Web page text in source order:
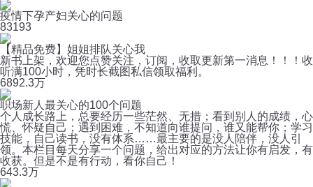
疫情下孕产妇关心的问题
83193
【精品免费】姐姐排队关心我
新书上架，欢迎您点赞关注，订阅，收取更新第一消息！！！收
听满100小时，凭时长截图私信领取福利。
6892.3万
职场新人最关心的100个问题
个人成长路上，总要经历一些茫然、无措；看到别人的成绩，心
慌、怀疑自己；遇到困难，不知道向谁提问，谁又能帮你；学习
技能，自己读书，没有体系……最主要的是没人陪伴，没人引
领。本栏目每天分享一个问题，给出对应的方法让你有启发，有
收获。但是不是有行动，看你自己！
643.3万